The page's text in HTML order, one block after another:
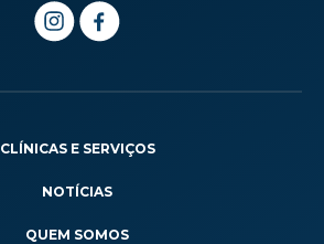
CLÍNICAS E SERVIÇOS
NOTÍCIAS
QUEM SOMOS